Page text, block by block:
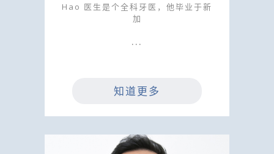
Hao 医生是个全科牙医，他毕业于新
加
知道更多